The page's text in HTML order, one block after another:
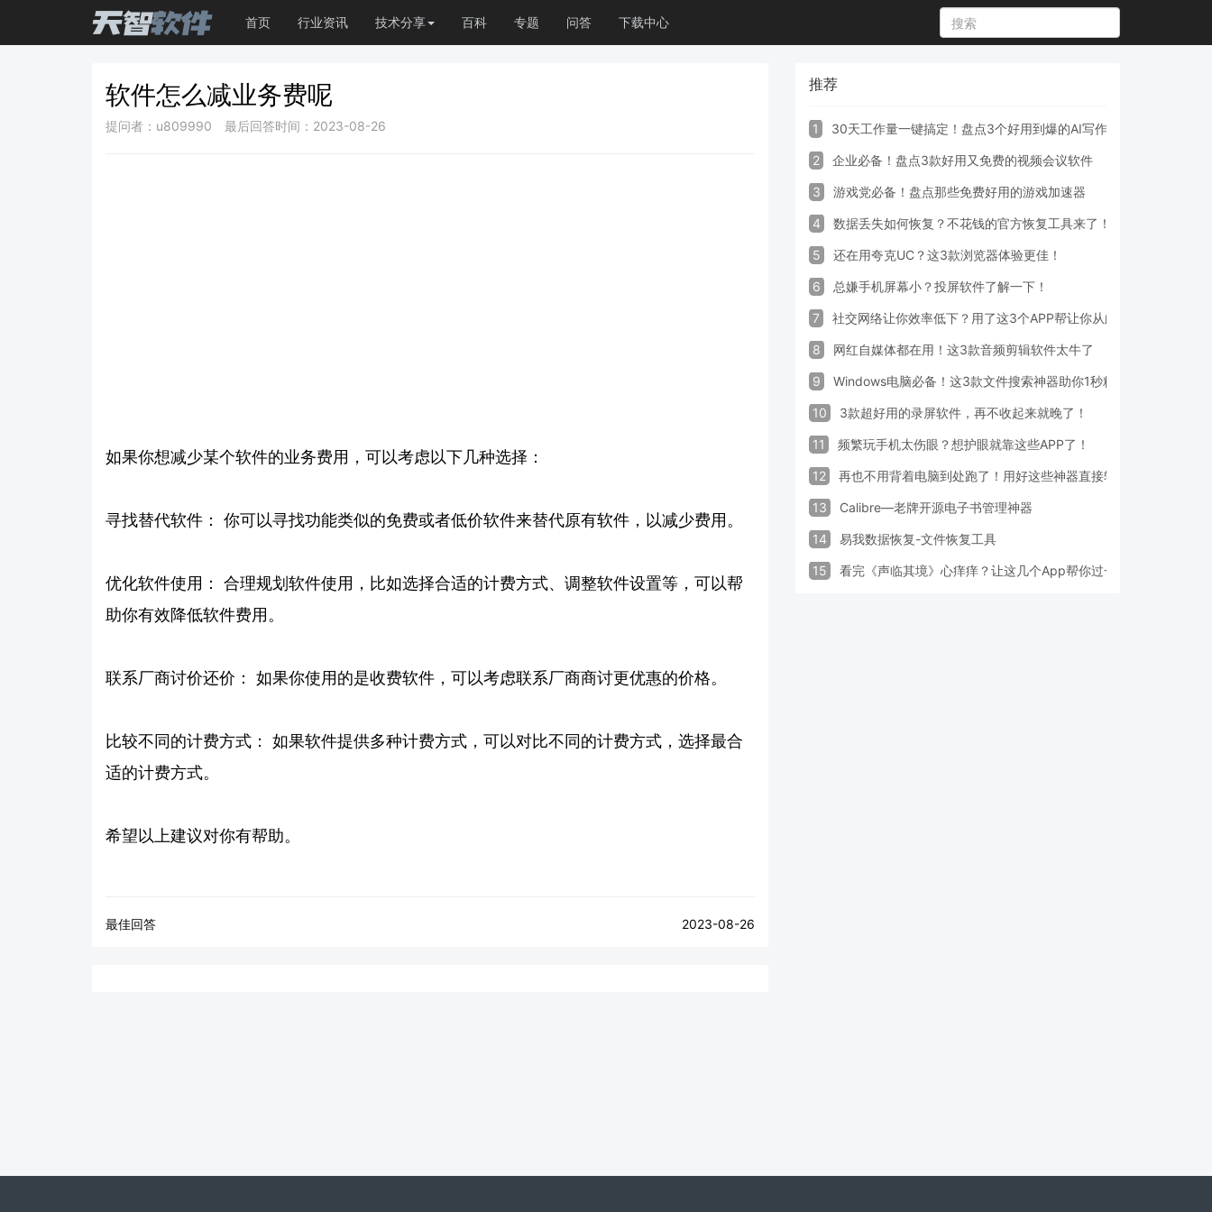
首页 行业资讯 技术分享 百科 专题 问答 下载中心
软件怎么减业务费呢
提问者：u809990 最后回答时间：2023-08-26
如果你想减少某个软件的业务费用，可以考虑以下几种选择：
寻找替代软件： 你可以寻找功能类似的免费或者低价软件来替代原有软件，以减少费用。
优化软件使用： 合理规划软件使用，比如选择合适的计费方式、调整软件设置等，可以帮
助你有效降低软件费用。
联系厂商讨价还价： 如果你使用的是收费软件，可以考虑联系厂商商讨更优惠的价格。
比较不同的计费方式： 如果软件提供多种计费方式，可以对比不同的计费方式，选择最合
适的计费方式。
希望以上建议对你有帮助。
最佳回答 2023-08-26
推荐
1 30天工作量一键搞定！盘点3个好用到爆的AI写作生成器工具
2 企业必备！盘点3款好用又免费的视频会议软件
3 游戏党必备！盘点那些免费好用的游戏加速器
4 数据丢失如何恢复？不花钱的官方恢复工具来了！
5 还在用夸克UC？这3款浏览器体验更佳！
6 总嫌手机屏幕小？投屏软件了解一下！
7 社交网络让你效率低下？用了这3个APP帮让你从此戒掉手机！
8 网红自媒体都在用！这3款音频剪辑软件太牛了
9 Windows电脑必备！这3款文件搜索神器助你1秒精准定位文件
10 3款超好用的录屏软件，再不收起来就晚了！
11 频繁玩手机太伤眼？想护眼就靠这些APP了！
12 再也不用背着电脑到处跑了！用好这些神器直接轻松办公
13 Calibre—老牌开源电子书管理神器
14 易我数据恢复-文件恢复工具
15 看完《声临其境》心痒痒？让这几个App帮你过一把配音瘾